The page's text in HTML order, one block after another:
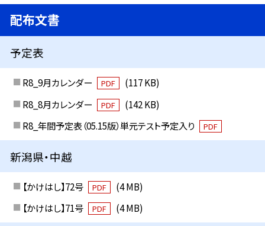
配布文書
予定表
R8_9月カレンダー PDF
(117 KB)
R8_8月カレンダー
PDF
(142 KB)
R8_年間予定表（05.15版）単元テスト予定入り
PDF
新潟県・中越
【かけはし】72号 PDF
(4 MB)
【かけはし】71号
PDF (4 MB)